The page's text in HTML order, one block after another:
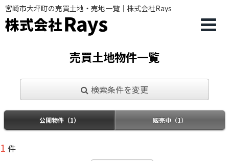
宮崎市大坪町の売買土地・売地一覧｜株式会社Rays
売買土地物件一覧
検索条件を変更
公開物件（1） 販売中（1）
1 件